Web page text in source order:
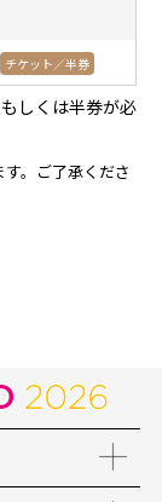
チケット／半券
しくは半券が必
。ご了承くださ